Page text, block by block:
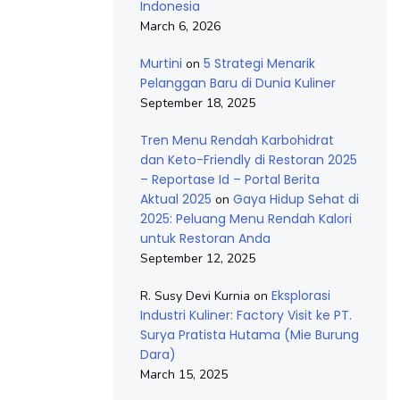
Indonesia
March 6, 2026
Murtini on 5 Strategi Menarik
Pelanggan Baru di Dunia Kuliner
September 18, 2025
Tren Menu Rendah Karbohidrat
dan Keto-Friendly di Restoran 2025
– Reportase Id – Portal Berita
Aktual 2025 on Gaya Hidup Sehat di
2025: Peluang Menu Rendah Kalori
untuk Restoran Anda
September 12, 2025
R. Susy Devi Kurnia on Eksplorasi
Industri Kuliner: Factory Visit ke PT.
Surya Pratista Hutama (Mie Burung
Dara)
March 15, 2025